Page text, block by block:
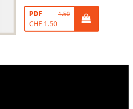
PDF 1.50
CHF 1.50